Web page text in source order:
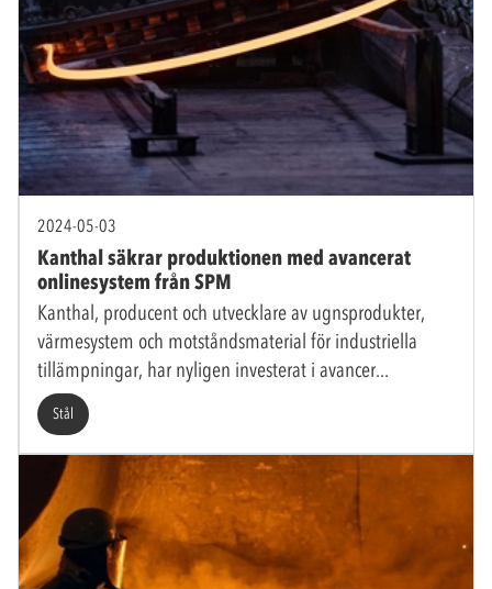
2024-05-03
Kanthal säkrar produktionen med avancerat
onlinesystem från SPM
Kanthal, producent och utvecklare av ugnsprodukter,
värmesystem och motståndsmaterial för industriella
tillämpningar, har nyligen investerat i avancer
Stål